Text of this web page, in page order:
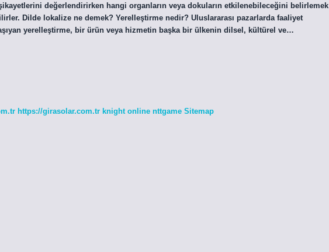
değerlendirirken hangi organların veya dokuların etkilenebileceğini belirlemek
Dilde lokalize ne demek? Yerelleştirme nedir? Uluslararası pazarlarda faaliyet
yerelleştirme, bir ürün veya hizmetin başka bir ülkenin dilsel, kültürel ve…
https://girasolar.com.tr knight online nttgame Sitemap